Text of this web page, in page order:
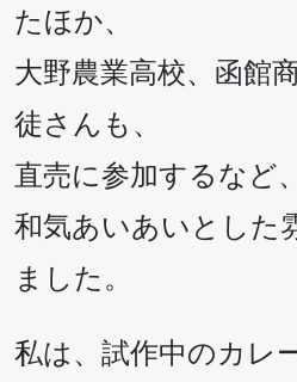
たほか、
大野農業高校、函館
徒さんも、
直売に参加するなど、
和気あいあいとした
ました。
私は、試作中のカレ